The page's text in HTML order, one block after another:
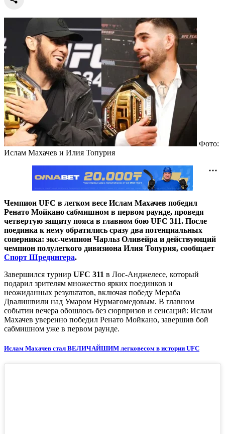
Фото:
Ислам Махачев и Илия Топурия
Чемпион UFC в легком весе Ислам Махачев победил
Ренато Мойкано сабмишном в первом раунде, проведя
четвертую защиту пояса в главном бою UFC 311. После
поединка к нему обратились сразу два потенциальных
соперника: экс-чемпион Чарльз Оливейра и действующий
чемпион полулегкого дивизиона Илия Топурия, сообщает
Спорт Шредингера.
Завершился турнир UFC 311 в Лос-Анджелесе, который
подарил зрителям множество ярких поединков и
неожиданных результатов, включая победу Мераба
Двалишвили над Умаром Нурмагомедовым. В главном
событии вечера обошлось без сюрпризов и сенсаций: Ислам
Махачев уверенно победил Ренато Мойкано, завершив бой
сабмишном уже в первом раунде.
Ислам Махачев стал ВЕЛИЧАЙШИМ легковесом в истории UFC